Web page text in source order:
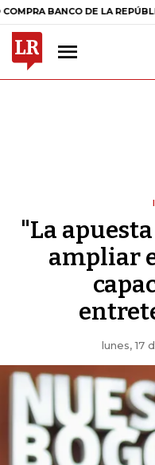
DE LA REPÚBLICA $
"La
ampliar
lunes, 17